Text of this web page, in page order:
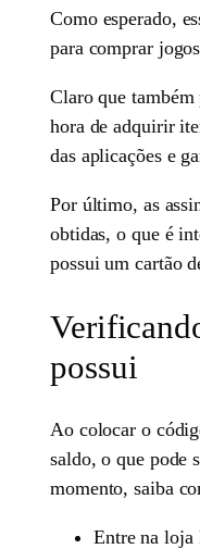
Como esperado,
para comprar
Claro que também
hora de adquirir
das aplicações e
Por último, as
obtidas, o que é
possui um cartão
possui
Ao colocar o
saldo, o que pode
momento, saiba
Entre na loja